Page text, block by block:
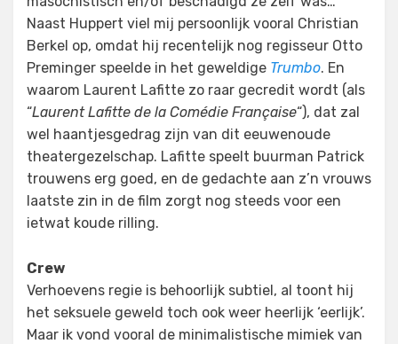
Naast Huppert viel mij persoonlijk vooral Christian
Berkel op, omdat hij recentelijk nog regisseur Otto
Preminger speelde in het geweldige Trumbo. En
waarom Laurent Lafitte zo raar gecredit wordt (als
“Laurent Lafitte de la Comédie Française“), dat zal
wel haantjesgedrag zijn van dit eeuwenoude
theatergezelschap. Lafitte speelt buurman Patrick
trouwens erg goed, en de gedachte aan z’n vrouws
laatste zin in de film zorgt nog steeds voor een
ietwat koude rilling.
Crew
Verhoevens regie is behoorlijk subtiel, al toont hij
het seksuele geweld toch ook weer heerlijk ‘eerlijk’.
Maar ik vond vooral de minimalistische mimiek van